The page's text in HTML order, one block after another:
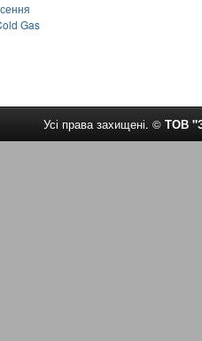
Gas
Усі права захищені. © ТОВ